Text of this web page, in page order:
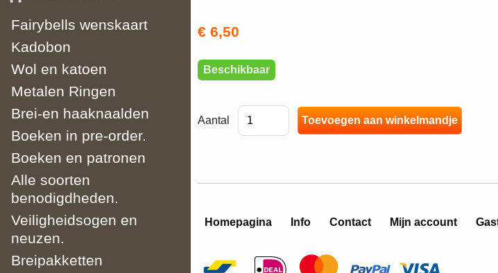
Fairybells wenskaart
Kadobon
Wol en katoen
Metalen Ringen
Brei-en haaknaalden
Boeken in pre-order.
Boeken en patronen
Alle soorten
benodigdheden.
Veiligheidsogen en
neuzen.
Breipakketten
€ 6,50
Beschikbaar
Aantal
Homepagina Info Contact Mijn account